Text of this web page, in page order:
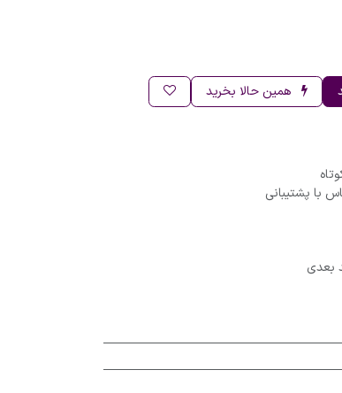
همین حالا بخرید
با پشتیبانی
بعدی